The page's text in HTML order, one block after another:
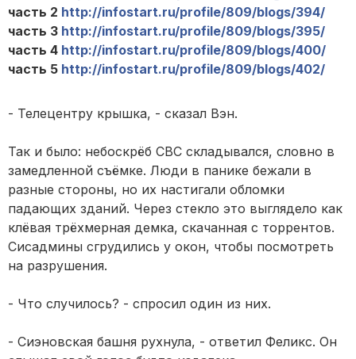
часть 2 http://infostart.ru/profile/809/blogs/394/
часть 3 http://infostart.ru/profile/809/blogs/395/
часть 4 http://infostart.ru/profile/809/blogs/400/
часть 5 http://infostart.ru/profile/809/blogs/402/
- Телецентру крышка, - сказал Вэн.
Так и было: небоскрёб CBC складывался, словно в
замедленной съёмке. Люди в панике бежали в
разные стороны, но их настигали обломки
падающих зданий. Через стекло это выглядело как
клёвая трёхмерная демка, скачанная с торрентов.
Сисадмины сгрудились у окон, чтобы посмотреть
на разрушения.
- Что случилось? - спросил один из них.
- Сиэновская башня рухнула, - ответил Феликс. Он